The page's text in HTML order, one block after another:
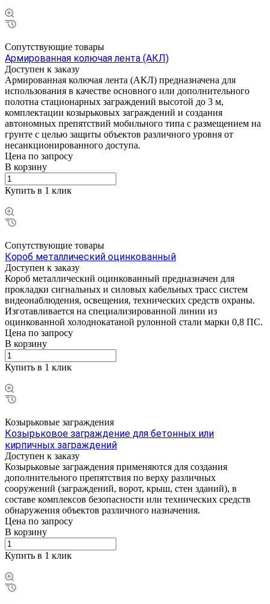
Сопутствующие товары
Армированная колючая лента (АКЛ)
Доступен к заказу
Армированная колючая лента (АКЛ) предназначена для
использования в качестве основного или дополнительного
полотна стационарных заграждений высотой до 3 м,
комплектации козырьковых заграждений и создания
автономных препятствий мобильного типа с размещением на
грунте с целью защиты объектов различного уровня от
несанкционированного доступа.
Цена по запросу
В корзину
Купить в 1 клик
Сопутствующие товары
Короб металлический оцинкованный
Доступен к заказу
Короб металлический оцинкованный предназначен для
прокладки сигнальных и силовых кабельных трасс систем
видеонаблюдения, освещения, технических средств охраны.
Изготавливается на специализированной линии из
оцинкованной холоднокатаной рулонной стали марки 0,8 ПС.
Цена по запросу
В корзину
Купить в 1 клик
Козырьковые заграждения
Козырьковое заграждение для бетонных или
кирпичных заграждений
Доступен к заказу
Козырьковые заграждения применяются для создания
дополнительного препятствия по верху различных
сооружений (заграждений, ворот, крыш, стен зданий), в
составе комплексов безопасности или технических средств
обнаружения объектов различного назначения.
Цена по запросу
В корзину
Купить в 1 клик